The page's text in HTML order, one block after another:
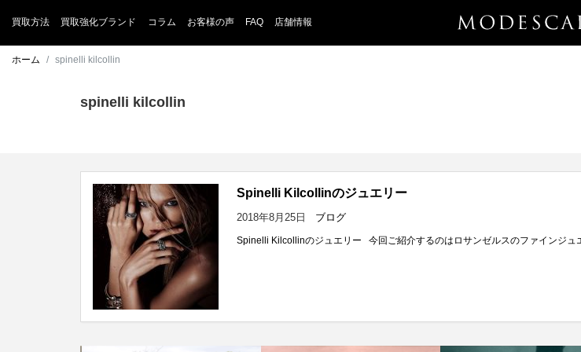
買取方法 買取強化ブランド コラム お客様の声 FAQ 店舗情報
ホーム spinelli kilcollin
spinelli kilcollin
Spinelli Kilcollinのジュエリー
2018年8月25日 ブログ
Spinelli Kilcollinのジュエリー 今回ご紹介するのはロサンゼルスのファインジ